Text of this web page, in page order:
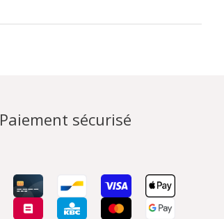
Paiement sécurisé